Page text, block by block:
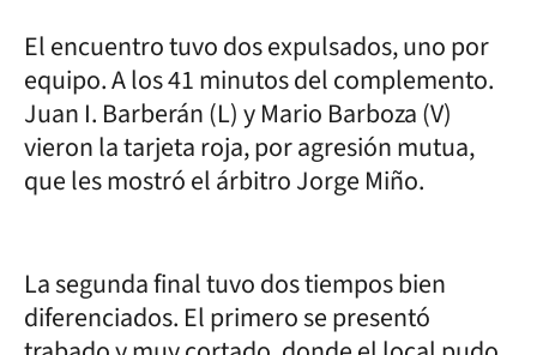
El encuentro tuvo dos expulsados, uno por
equipo. A los 41 minutos del complemento.
Juan I. Barberán (L) y Mario Barboza (V)
vieron la tarjeta roja, por agresión mutua,
que les mostró el árbitro Jorge Miño.
La segunda final tuvo dos tiempos bien
diferenciados. El primero se presentó